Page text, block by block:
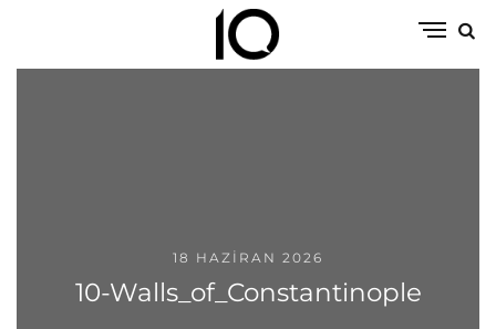
18 HAZIRAN 2026
10-Walls_of_Constantinople